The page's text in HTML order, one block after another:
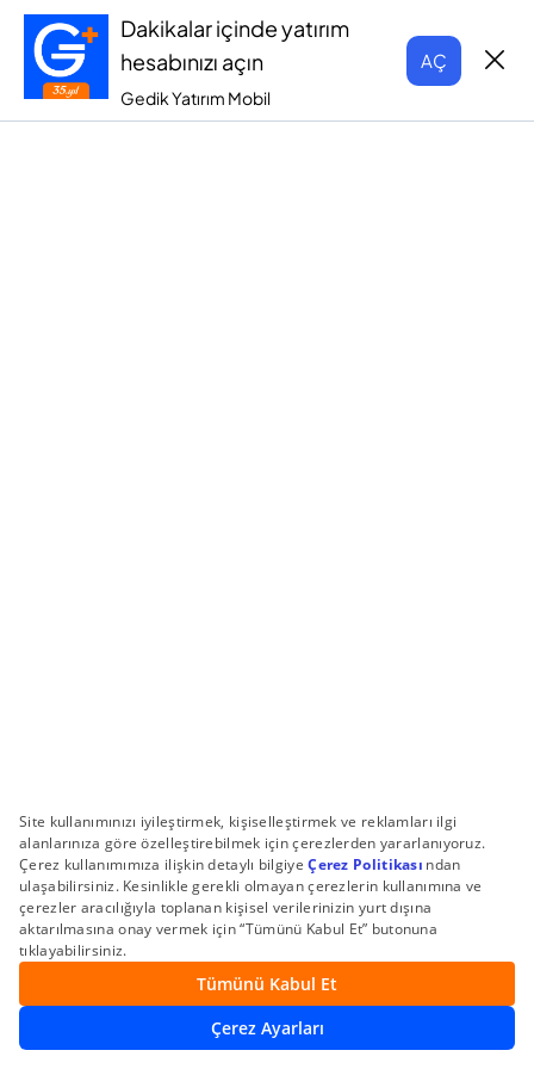
Dakikalar içinde yatırım
hesabınızı açın
Gedik Yatırım Mobil
AÇ